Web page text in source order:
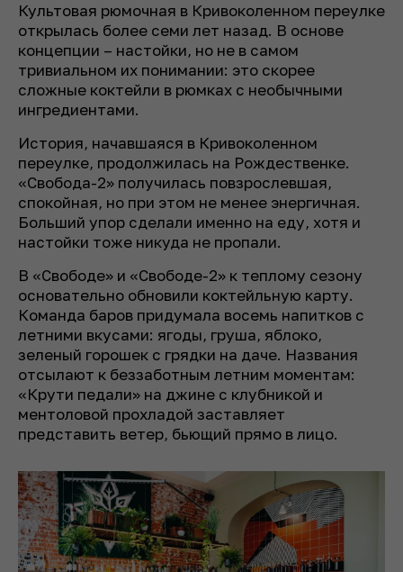
Культовая рюмочная в Кривоколенном переулке
открылась более семи лет назад. В основе
концепции – настойки, но не в самом
тривиальном их понимании: это скорее
сложные коктейли в рюмках с необычными
ингредиентами.
История, начавшаяся в Кривоколенном
переулке, продолжилась на Рождественке.
«Свобода-2» получилась повзрослевшая,
спокойная, но при этом не менее энергичная.
Больший упор сделали именно на еду, хотя и
настойки тоже никуда не пропали.
В «Свободе» и «Свободе-2» к теплому сезону
основательно обновили коктейльную карту.
Команда баров придумала восемь напитков с
летними вкусами: ягоды, груша, яблоко,
зеленый горошек с грядки на даче. Названия
отсылают к беззаботным летним моментам:
«Крути педали» на джине с клубникой и
ментоловой прохладой заставляет
представить ветер, бьющий прямо в лицо.